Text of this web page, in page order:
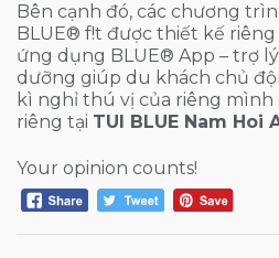
Bên cạnh đó, các chương
BLUE® f!t được thiết kế
ứng dụng BLUE® App – trợ
dưỡng giúp du khách chủ
kì nghỉ thú vị của riêng
riêng tại TUI BLUE Nam Hoi
Your opinion counts!